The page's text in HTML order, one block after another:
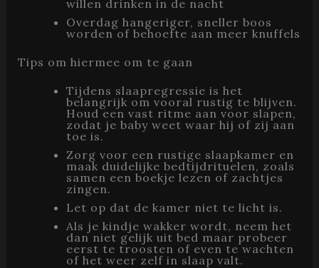
willen drinken in de nacht
Overdag hangeriger, sneller boos
worden of behoefte aan meer knuffels
Tips om hiermee om te gaan
Tijdens slaapregressie is het
belangrijk om vooral rustig te blijven.
Houd een vast ritme aan voor slapen,
zodat je baby weet waar hij of zij aan
toe is.
Zorg voor een rustige slaapkamer en
maak duidelijke bedtijdrituelen, zoals
samen een boekje lezen of zachtjes
zingen.
Let op dat de kamer niet te licht is.
Als je kindje wakker wordt, neem het
dan niet gelijk uit bed maar probeer
eerst te troosten of even te wachten
of het weer zelf in slaap valt.